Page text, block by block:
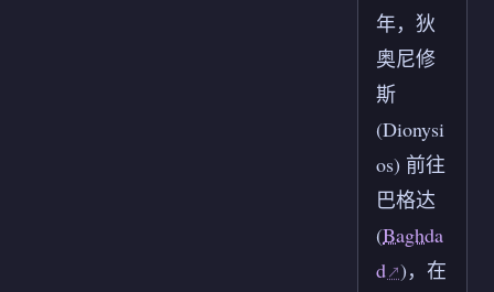
年，狄
奥尼修
斯
(Dionysi
os) 前往
巴格达
(Baghda
d )，在